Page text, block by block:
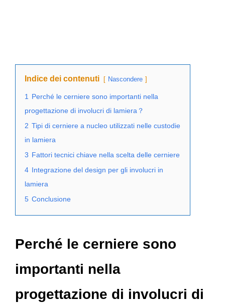
Indice dei contenuti Nascondere
1 Perché le cerniere sono importanti nella
progettazione di involucri di lamiera？
2 Tipi di cerniere a nucleo utilizzati nelle custodie
in lamiera
3 Fattori tecnici chiave nella scelta delle cerniere
4 Integrazione del design per gli involucri in
lamiera
5 Conclusione
Perché le cerniere sono
importanti nella
progettazione di involucri di